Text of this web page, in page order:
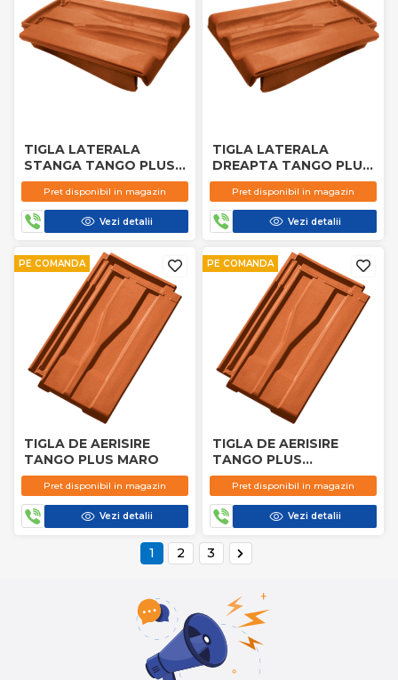
TIGLA LATERALA
STANGA TANGO PLUS
ANTRACIT
Pret disponibil in magazin
Vezi detalii
TIGLA LATERALA
DREAPTA TANGO PLUS
TERACOTA
Pret disponibil in magazin
Vezi detalii
PE COMANDA
TIGLA DE AERISIRE
TANGO PLUS MARO
Pret disponibil in magazin
Vezi detalii
PE COMANDA
TIGLA DE AERISIRE
TANGO PLUS
TERACOTA
Pret disponibil in magazin
Vezi detalii
1 2 3